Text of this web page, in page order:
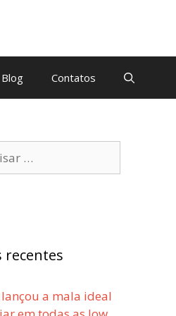
Blog Contatos
recentes
a mala ideal